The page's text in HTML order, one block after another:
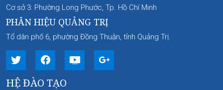
Cơ sở 3: Phường Long Phước, Tp. Hồ Chí Minh
PHÂN HIỆU QUẢNG TRỊ
Tổ dân phố 6, phường Đồng Thuận, tỉnh Quảng Trị.
HỆ ĐÀO TẠO